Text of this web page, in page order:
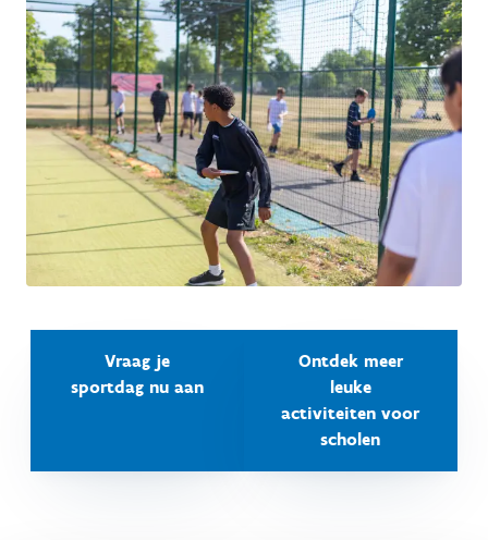
Vraag je
sportdag nu aan
Ontdek meer
leuke
activiteiten voor
scholen